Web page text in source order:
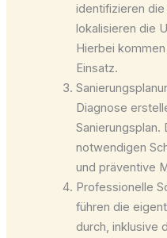
identifizieren
lokalisieren die
Hierbei
Einsatz.
Diagnose
Sanierungsplan.
notwendigen
und präventive
Professionelle
führen die
durch, inklusive